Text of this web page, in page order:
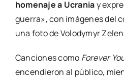
homenaje a Ucraniay
guerra», con imágenes del
una foto de Volodymyr
Canciones como Forever
encendieron al público,